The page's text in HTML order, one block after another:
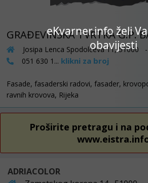
eKvarner.info želi
obavijesti
GRAĐEVINSKA TVRTKA G.P.
Josipa Lenca Spodolčeva 11, 51000
051 630 1... klikni za broj
Fasade, fasaderski radovi, fasader,
ravnih krovova, Rijeka
Proširite pretragu i na
ADRIACOLOR